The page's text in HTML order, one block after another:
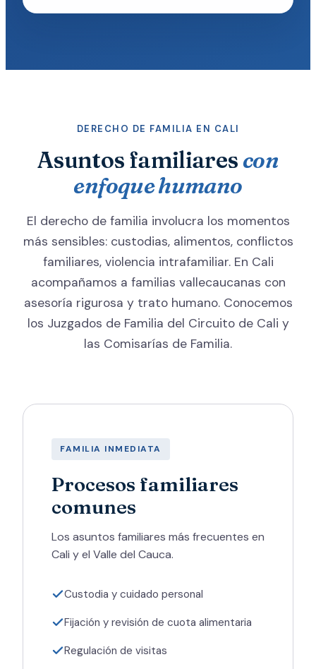
DERECHO DE FAMILIA EN CALI
Asuntos familiares con
enfoque humano
El derecho de familia involucra los momentos
más sensibles: custodias, alimentos, conflictos
familiares, violencia intrafamiliar. En Cali
acompañamos a familias vallecaucanas con
asesoría rigurosa y trato humano. Conocemos
los Juzgados de Familia del Circuito de Cali y
las Comisarías de Familia.
FAMILIA INMEDIATA
Procesos familiares
comunes
Los asuntos familiares más frecuentes en
Cali y el Valle del Cauca.
Custodia y cuidado personal
Fijación y revisión de cuota alimentaria
Regulación de visitas